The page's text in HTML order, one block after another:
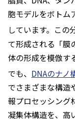
胞モデルをボトム
しています。この
て形成される「膜
体の形成を模倣す
でも、 DNAのナノ
でさまざまな構造
報プロセッシング
凝集体構造を、高